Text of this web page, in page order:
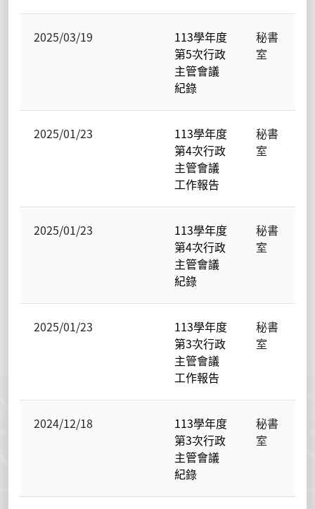
2025/03/19
113學年度
第5次行政
主管會議
紀錄
秘書
室
2025/01/23
113學年度
第4次行政
主管會議
工作報告
秘書
室
2025/01/23
113學年度
第4次行政
主管會議
紀錄
秘書
室
2025/01/23
113學年度
第3次行政
主管會議
工作報告
秘書
室
2024/12/18
113學年度
第3次行政
主管會議
紀錄
秘書
室